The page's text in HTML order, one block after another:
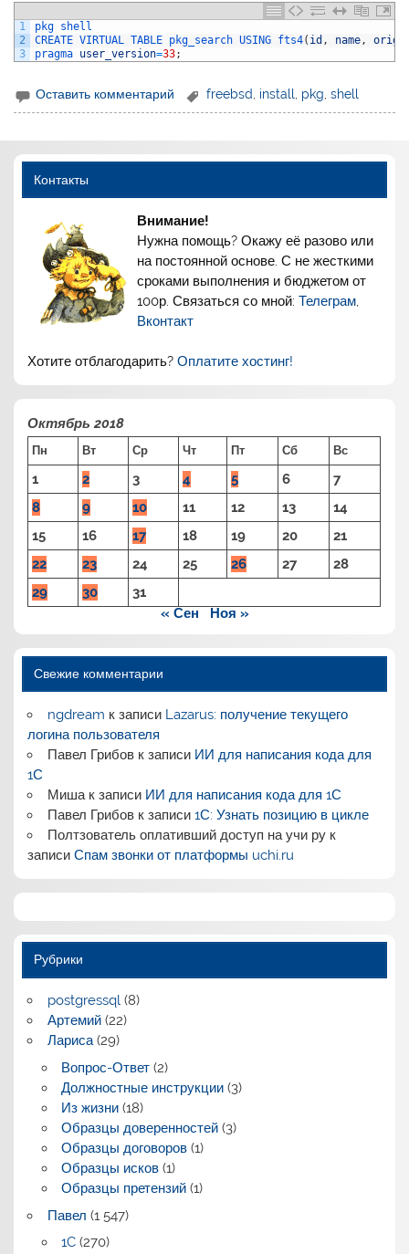
1
2
3
pkg shell
CREATE VIRTUAL TABLE pkg_search USING fts4( id , name,
pragma user_version=33;
Оставить комментарий freebsd, install, pkg,shell
Контакты
Внимание!
Нужна помощь? Окажу её разово или
на постоянной основе. С не жесткими
сроками выполнения и бюджетом от
100р. Связаться со мной:Телеграм,
Вконтакт
Хотите отблагодарить?Оплатите хостинг!
Октябрь 2018
Пн Вт Ср Чт Пт Сб Вс
1 2 3 4 5 6
7
8
9 10 11 12 13
14
15
16 17 18 19 20
21
22
23 24 25 26 27
28
29
30
31
« Сен
Ноя »
Свежие комментарии
ngdream к записи Lazarus: получение текущего
логина пользователя
Павел Грибовк записи ИИ для написания кода для
1С
Мишак записи ИИ для написания кода для 1С
Павел Грибовк записи 1С: Узнать позицию в цикле
Полтзователь оплативший доступ на учи рук
записиСпам звонки от платформы uchi.ru
Рубрики
postgressql(8)
Артемий(22)
Лариса(29)
Вопрос-Ответ(2)
Должностные инструкции(3)
Из жизни(18)
Образцы доверенностей(3)
Образцы договоров(1)
Образцы исков(1)
Образцы претензий(1)
Павел (1 547)
1C(270)